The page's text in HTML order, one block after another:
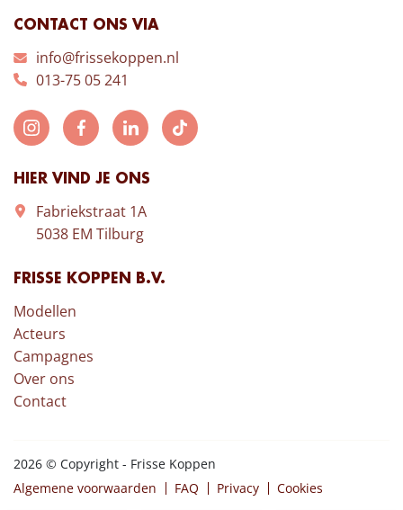
CONTACT ONS VIA
info@frissekoppen.nl
013-75 05 241
HIER VIND JE ONS
Fabriekstraat 1A
5038 EM Tilburg
FRISSE KOPPEN B.V.
Modellen
Acteurs
Campagnes
Over ons
Contact
2026 © Copyright - Frisse Koppen
Algemene voorwaarden
FAQ Privacy Cookies